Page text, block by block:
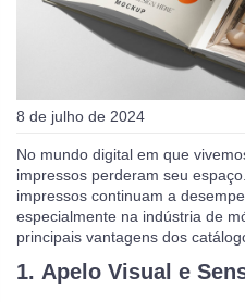
8 de julho de 2024
No mundo digital em que
impressos perderam seu
impressos continuam a
especialmente na indústria de
principais vantagens dos
1. Apelo Visual e